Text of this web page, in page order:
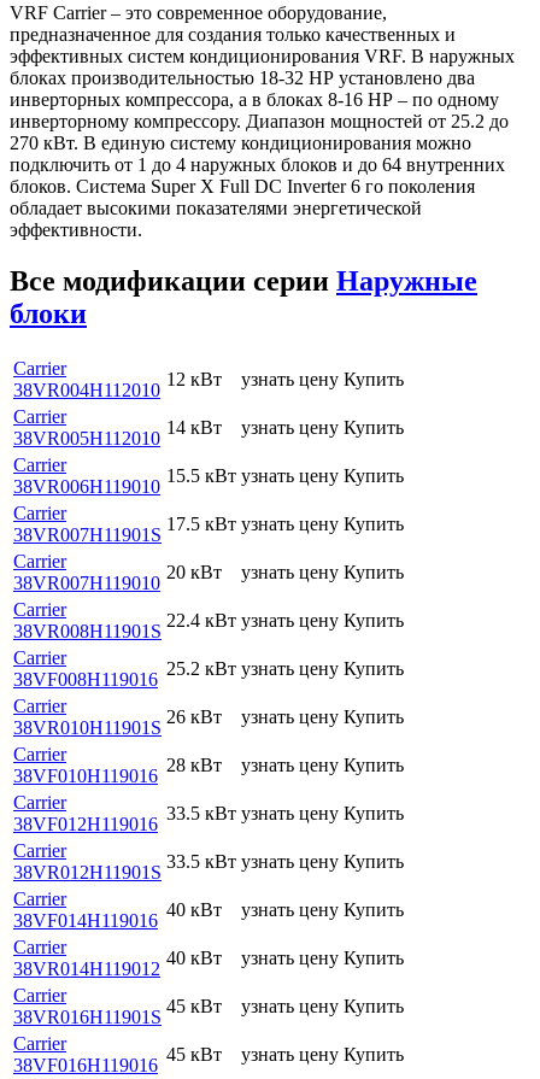
VRF Carrier – это современное оборудование,
предназначенное для создания только качественных и
эффективных систем кондиционирования VRF. В наружных
блоках производительностью 18-32 НР установлено два
инверторных компрессора, а в блоках 8-16 НР – по одному
инверторному компрессору. Диапазон мощностей от 25.2 до
270 кВт. В единую систему кондиционирования можно
подключить от 1 до 4 наружных блоков и до 64 внутренних
блоков. Система Super X Full DC Inverter 6 го поколения
обладает высокими показателями энергетической
эффективности.
Все модификации серии Наружные
блоки
Carrier
38VR004H112010
12 кВт узнать цену Купить
Carrier
38VR005H112010
14 кВт узнать цену Купить
Carrier
38VR006H119010
15.5 кВт узнать цену Купить
Carrier
38VR007H11901S
17.5 кВт узнать цену Купить
Carrier
38VR007H119010
20 кВт узнать цену Купить
Carrier
38VR008H11901S
22.4 кВт узнать цену Купить
Carrier
38VF008H119016
25.2 кВт узнать цену Купить
Carrier
38VR010H11901S
26 кВт узнать цену Купить
Carrier
38VF010H119016
28 кВт узнать цену Купить
Carrier
38VF012H119016
33.5 кВт узнать цену Купить
Carrier
38VR012H11901S
33.5 кВт узнать цену Купить
Carrier
38VF014H119016
40 кВт узнать цену Купить
Carrier
38VR014H119012
40 кВт узнать цену Купить
Carrier
38VR016H11901S
45 кВт узнать цену Купить
Carrier
38VF016H119016
45 кВт узнать цену Купить